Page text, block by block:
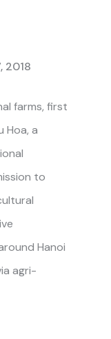
2018
farms, first
Hoa, a
to
Hanoi
agri-